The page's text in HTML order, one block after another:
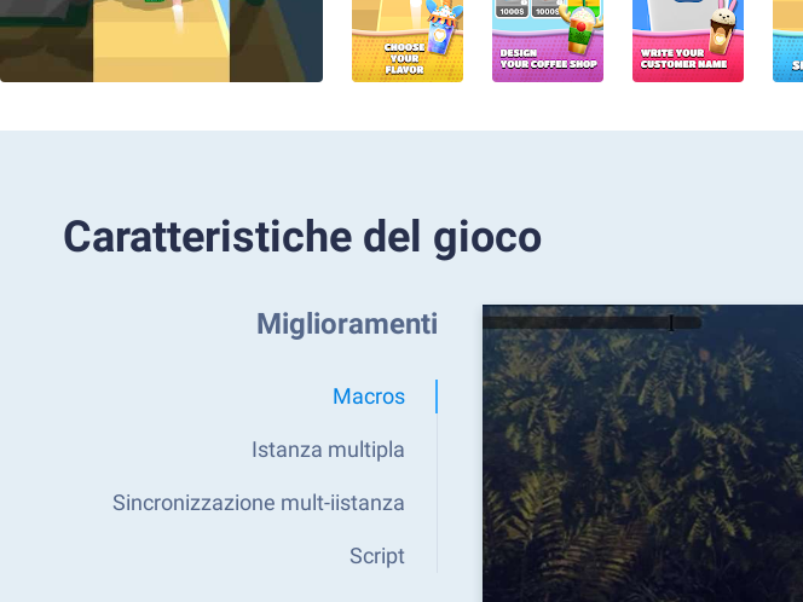
Caratteristiche del gioco
Miglioramenti
Macros
Istanza multipla
Sincronizzazione mult-iistanza
Script